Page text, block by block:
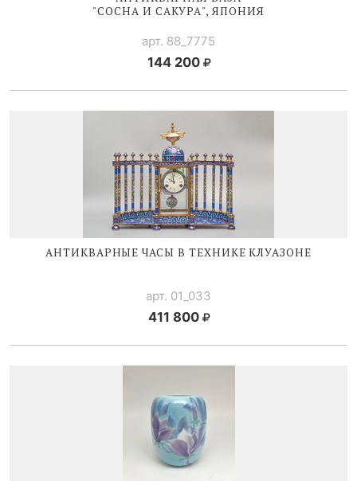
"СОСНА И САКУРА", ЯПОНИЯ
арт. 88_7775
144 200
АНТИКВАРНЫЕ ЧАСЫ В ТЕХНИКЕ КЛУАЗОНЕ
арт. 01_033
411 800